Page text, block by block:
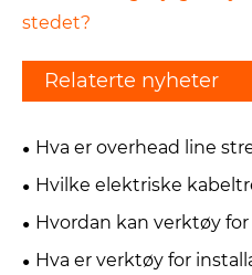
stedet?
Relaterte nyheter
Hva er overhead line
er det kritisk for
Hvilke elektriske
risikoen uten å bremse
Hvordan kan verktøy
kabel redusere
Hva er verktøy for